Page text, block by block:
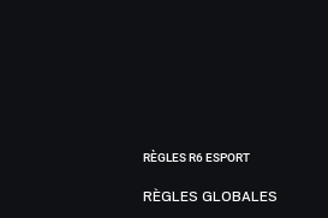
RÈGLES R6 ESPORT
RÈGLES GLOBALES